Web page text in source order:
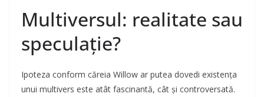
Multiversul: realitate sau
speculație?
Ipoteza conform căreia Willow ar putea dovedi existența
unui multivers este atât fascinantă, cât și controversată.